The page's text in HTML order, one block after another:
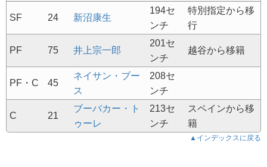
SF 24 新沼康生
194セ
ンチ
特別指定から移
行
PF 75 井上宗一郎
201セ
ンチ
越谷から移籍
PF・C 45
ネイサン・ブー
ス
208セ
ンチ
C 21
ブーバカー・ト
ゥーレ
213セ
ンチ
スペインから移
籍
▲インデックスに戻る